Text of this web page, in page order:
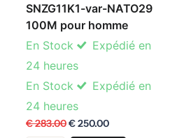
SNZG11K1-var-NATO29
100M pour homme
En Stock
Expédié en
24 heures
En Stock
Expédié en
24 heures
€ 283.00€ 250.00